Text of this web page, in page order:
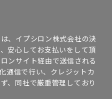
、イプシロン株式会社の決
安心してお支払いをして頂
ンサイト経由で送信される
通信で行い、クレジットカ
、同社で厳重管理しており